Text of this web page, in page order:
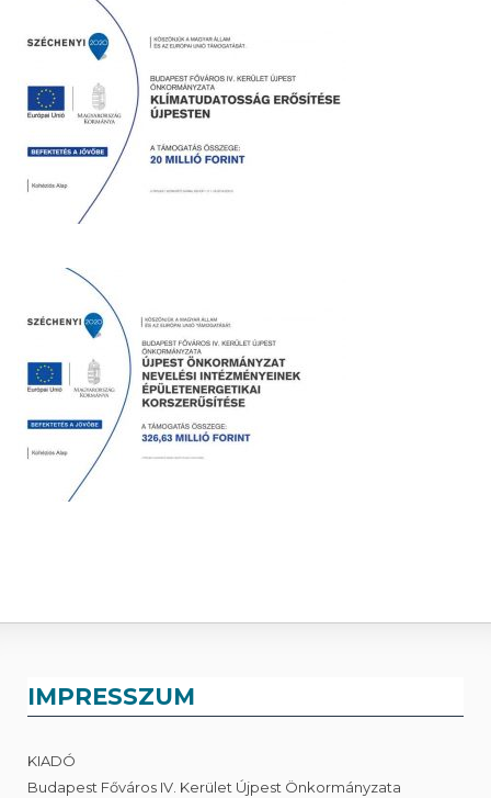
IMPRESSZUM
KIADÓ
Budapest Főváros IV. Kerület Újpest Önkormányzata